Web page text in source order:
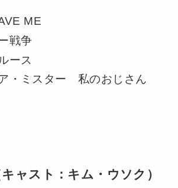
ME
戦争
ース
・ミスター 私のおじさん
ャスト：キム・ウソク）